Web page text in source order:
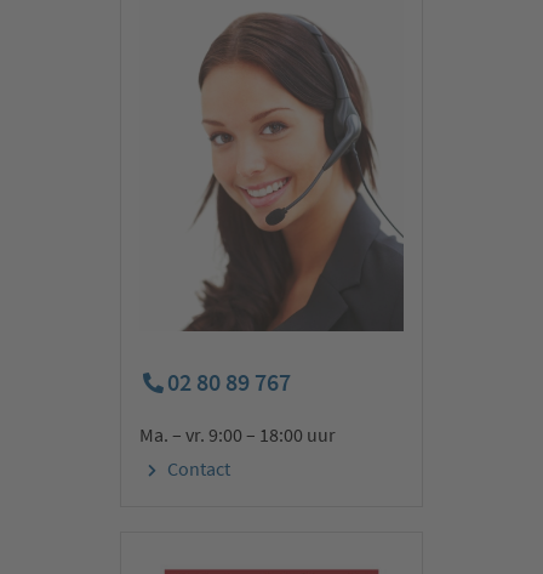
02 80 89 767
Ma. – vr. 9:00 – 18:00 uur
Contact